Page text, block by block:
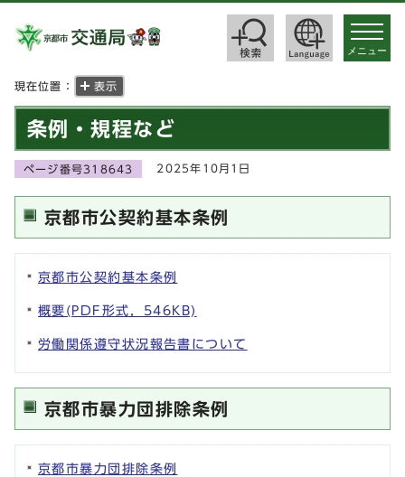
toggle
メニュー
現在位置： 表示
条例・規程など
ページ番号318643 2025年10月1日
京都市公契約基本条例
京都市公契約基本条例
概要(PDF形式，546KB)
労働関係遵守状況報告書について
京都市暴力団排除条例
京都市暴力団排除条例